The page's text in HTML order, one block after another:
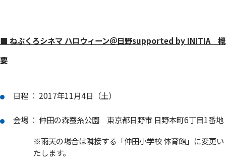
■ ねぶくろシネマ ハロウィーン＠日野supported by INITIA 概
要
日程 ： 2017年11月4日（土）
会場 ： 仲田の森蚕糸公園 東京都日野市 日野本町6丁目1番地
※雨天の場合は隣接する「仲田小学校 体育館」に変更い
たします。